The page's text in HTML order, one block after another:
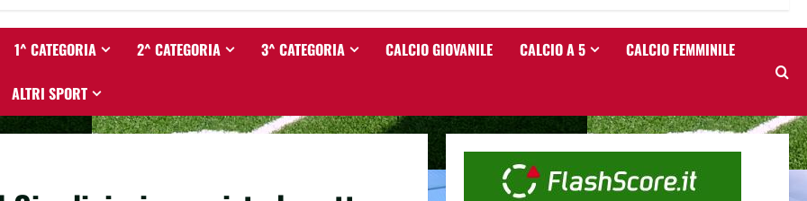
1^ CATEGORIA 2^ CATEGORIA 3^ CATEGORIA CALCIO GIOVANILE CALCIO A 5 CALCIO FEMMINILE
ALTRI SPORT